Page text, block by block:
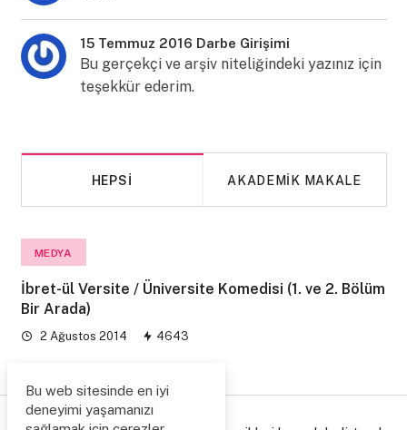
15 Temmuz 2016 Darbe Girişimi
Bu gerçekçi ve arşiv niteliğindeki yazınız için
teşekkür ederim.
HEPSI AKADEMIK MAKALE
MEDYA
İbret-ül Versite / Üniversite Komedisi (1. ve 2. Bölüm
Bir Arada)
2 Ağustos 2014 4643
Bu web sitesinde en iyi
deneyimi yaşamanızı